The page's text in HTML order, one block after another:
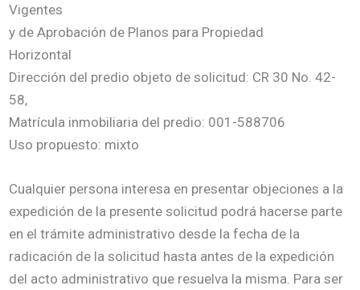
Vigentes
y de Aprobación de Planos para Propiedad
Horizontal
Dirección del predio objeto de solicitud: CR 30 No. 42-
58,
Matrícula inmobiliaria del predio: 001-588706
Uso propuesto: mixto
Cualquier persona interesa en presentar objeciones a la
expedición de la presente solicitud podrá hacerse parte
en el trámite administrativo desde la fecha de la
radicación de la solicitud hasta antes de la expedición
del acto administrativo que resuelva la misma. Para ser